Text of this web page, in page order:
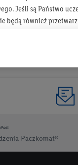
Paczkomat®
Jeśli są Państwo
będą również
jako
opiera się na
lub płci - a także
w tym
w celu pomiaru